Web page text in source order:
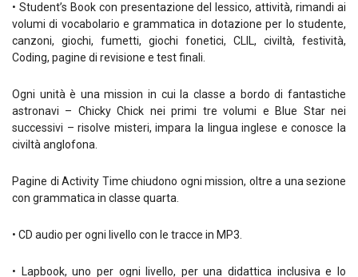
• Student’s Book con presentazione del lessico, attività, rimandi ai
volumi di vocabolario e grammatica in dotazione per lo studente,
canzoni, giochi, fumetti, giochi fonetici, CLIL, civiltà, festività,
Coding, pagine di revisione e test finali.
Ogni unità è una mission in cui la classe a bordo di fantastiche
astronavi – Chicky Chick nei primi tre volumi e Blue Star nei
successivi – risolve misteri, impara la lingua inglese e conosce la
civiltà anglofona.
Pagine di Activity Time chiudono ogni mission, oltre a una sezione
con grammatica in classe quarta.
• CD audio per ogni livello con le tracce in MP3.
• Lapbook, uno per ogni livello, per una didattica inclusiva e lo